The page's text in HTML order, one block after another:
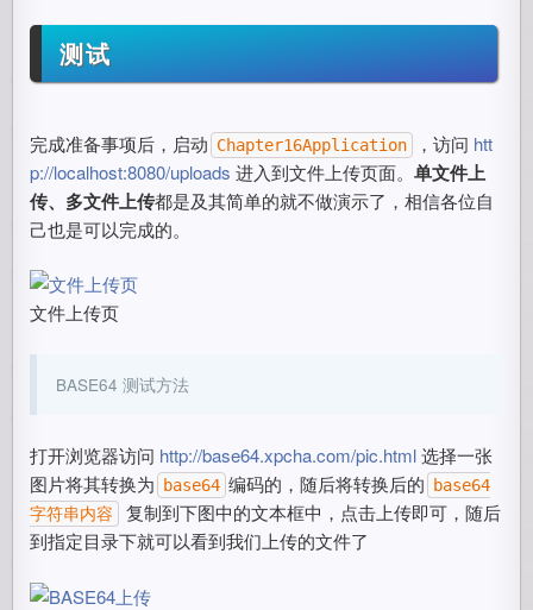
测试
完成准备事项后，启动 Chapter16Application ，访问 htt
p://localhost:8080/uploads 进入到文件上传页面。单文件上
传、多文件上传都是及其简单的就不做演示了，相信各位自
己也是可以完成的。
文件上传页
BASE64 测试方法
打开浏览器访问 http://base64.xpcha.com/pic.html选择一张
图片将其转换为
base64 编码的，随后将转换后的
base64
字符串内容
复制到下图中的文本框中，点击上传即可，随后
到指定目录下就可以看到我们上传的文件了